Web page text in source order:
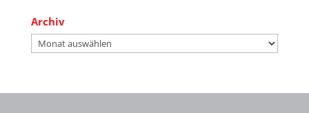
Archiv
Archiv